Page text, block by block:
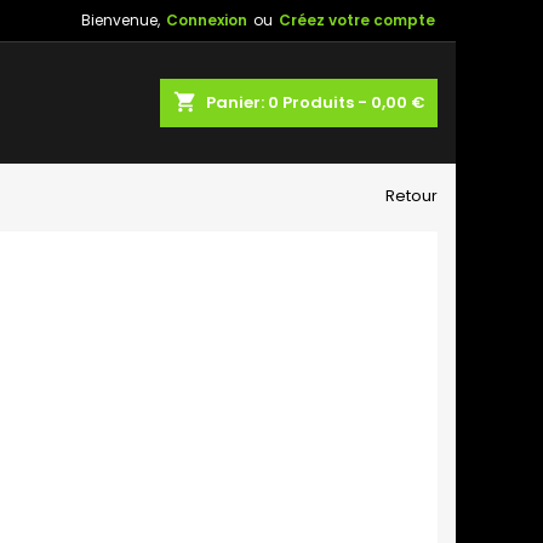
Bienvenue, Connexion ou Créez votre compte
shopping_cart Panier: 0 Produits - 0,00 €
Retour